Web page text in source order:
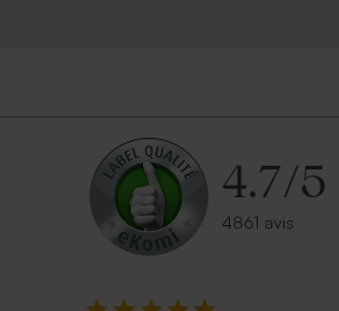
4.7/5
4861 avis